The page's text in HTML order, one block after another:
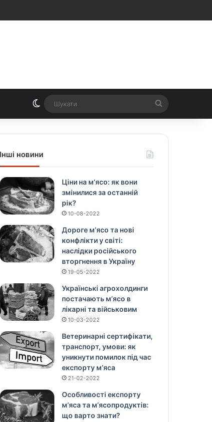
Switch skin
Інші новини
Ціни на м’ясо: як вони
змінилися за останній
рік?
10-08-2022
Дороге м’ясо та нові
конфлікти у світі:
наслідки російського
вторгнення в Україну
19-05-2022
Українські агрохолдинги
постачають м’ясо в
лікарні та військовим
10-03-2022
Ветеринарні сертифікати,
транспорт, умови: як
уникнути помилок під час
експорту м’яса
21-02-2022
Особливості експорту
м’яса та м’ясопродуктів:
що варто знати?